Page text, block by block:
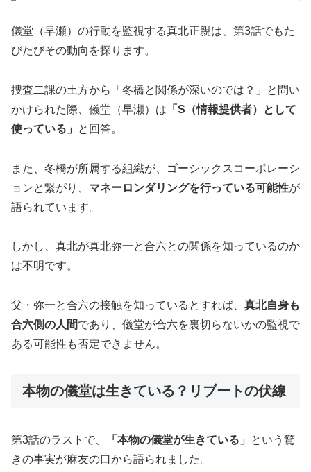
儀堂（早瀬）の行動を監視する真北正親は、第3話でもた
びたびその動向を探ります。
捜査二課の土方から「冬橋と関係が深いのでは？」と問い
かけられた際、儀堂（早瀬）は 「S（情報提供者）として
使っている」
と回答。
また、冬橋が所属する組織が、ゴーシックスコーポレーシ
ョンと繋がり、 マネーロンダリングを行っている可能性が
語られています。
しかし、真北が真北弥一と合六との関係を知っているのか
は不明です。
父・弥一と合六の接触を知っているとすれば、 真北自身も
合六側の人間であり、儀堂が合六を裏切らないかの監視で
ある可能性も否定できません。
本物の儀堂は生きている？リブートの伏線
第3話のラストで、 「本物の儀堂が生きている」
という驚
きの事実が麻友の口から語られました。